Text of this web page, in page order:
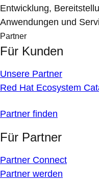
Entwicklung,
Anwendungen und
Partner
Für Kunden
Unsere Partner
Red Hat Ecosystem
Partner finden
Für Partner
Partner Connect
Partner werden